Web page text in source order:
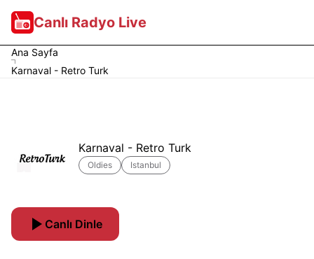
Canlı Radyo Live
Ana Sayfa
Karnaval - Retro Turk
Karnaval - Retro Turk
Oldies Istanbul
Canlı Dinle